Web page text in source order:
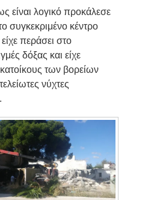
είναι λογικό προκάλεσε
συγκεκριμένο κέντρο
περάσει στο
δόξας και είχε
των βορείων
νύχτες